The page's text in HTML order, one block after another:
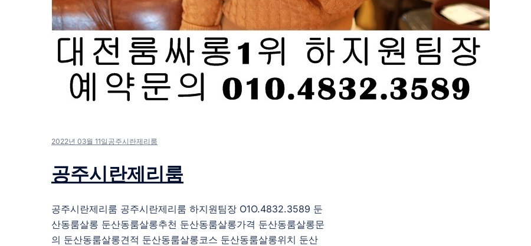
2022년 03월 11일 공주시란제리룸
공주시란제리룸
공주시란제리룸 공주시란제리룸 하지원팀장 O1O.4832.3589 둔
산동룸살롱 둔산동룸살롱추천 둔산동룸살롱가격 둔산동룸살롱문
의 둔산동룸살롱견적 둔산동룸살롱코스 둔산동룸살롱위치 둔산